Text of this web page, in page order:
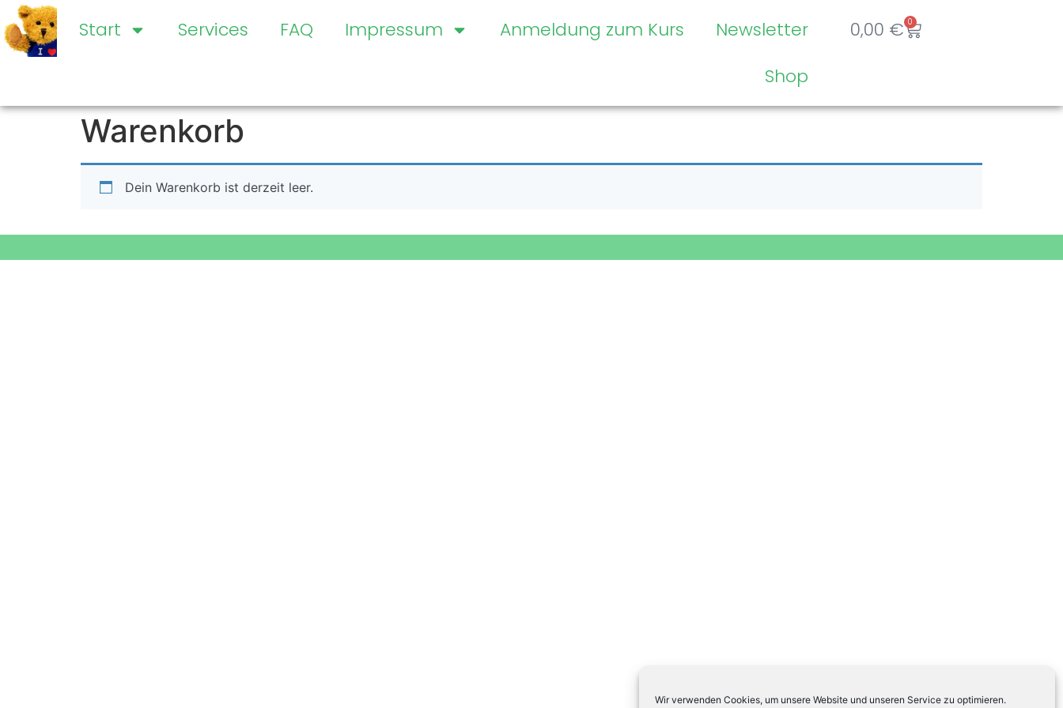
Wir verwenden Cookies, um unsere Website und unseren Service zu optimieren.
Start Services FAQ Impressum Anmeldung zum Kurs
Newsletter
Shop
0,00 € 0
Warenkorb
Dein Warenkorb ist derzeit leer.